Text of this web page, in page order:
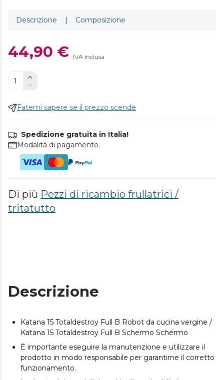
Descrizione | Composizione
44,90 € IVA inclusa
Fatemi sapere se il prezzo scende
Spedizione gratuita in Italia!
Modalità di pagamento.
Di più Pezzi di ricambio frullatrici /
tritatutto
Descrizione
Katana 15 Totaldestroy Full B Robot da cucina vergine /
Katana 15 Totaldestroy Full B Schermo Schermo
È importante eseguire la manutenzione e utilizzare il
prodotto in modo responsabile per garantirne il corretto
funzionamento.